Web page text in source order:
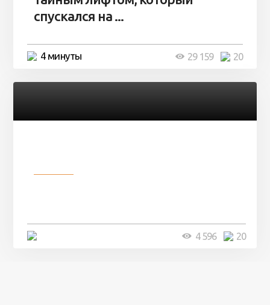
спускался на ...
4 минуты 20
29 159
20
4 596